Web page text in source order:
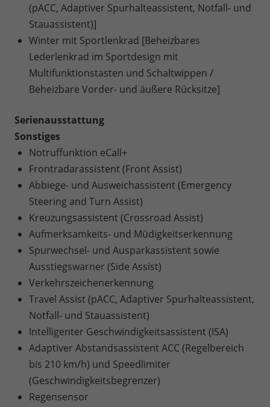
(pACC, Adaptiver Spurhalteassistent, Notfall- und
Stauassistent)]
Winter mit Sportlenkrad [Beheizbares
Lederlenkrad im Sportdesign mit
Multifunktionstasten und Schaltwippen /
Beheizbare Vorder- und äußere Rücksitze]
Serienausstattung
Sonstiges
Notruffunktion eCall+
Frontradarassistent (Front Assist)
Abbiege- und Ausweichassistent (Emergency
Steering and Turn Assist)
Kreuzungsassistent (Crossroad Assist)
Aufmerksamkeits- und Müdigkeitserkennung
Spurwechsel- und Ausparkassistent sowie
Ausstiegswarner (Side Assist)
Verkehrszeichenerkennung
Travel Assist (pACC, Adaptiver Spurhalteassistent,
Notfall- und Stauassistent)
Intelligenter Geschwindigkeitsassistent (ISA)
Adaptiver Abstandsassistent ACC (Regelbereich
bis 210 km/h) und Speedlimiter
(Geschwindigkeitsbegrenzer)
Regensensor